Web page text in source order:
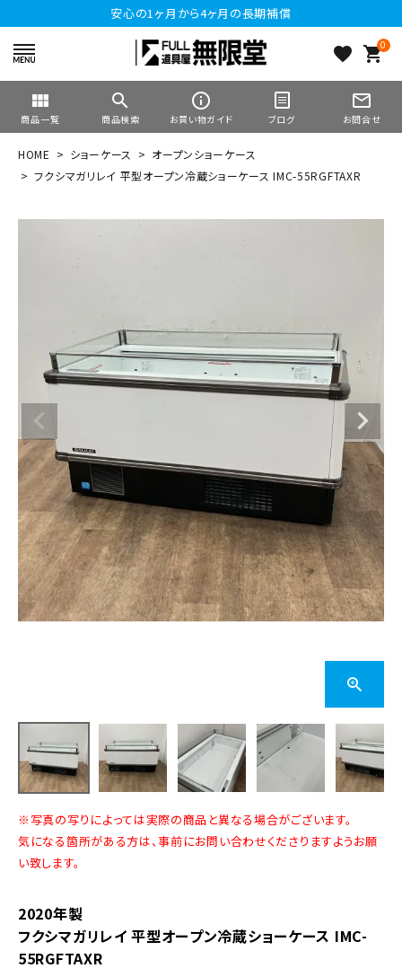
安心の1ヶ月から4ヶ月の長期補償
favorite 0
shopping_cart
view_module
商品一覧
search
商品検索
info_outline
お買い物ガイド ブログ
mail_outline
お問合せ
HOME ショーケース
オープンショーケース
フクシマガリレイ 平型オープン冷蔵ショーケース IMC-55RGFTAXR
※写真の写りによっては実際の商品と異なる場合がございます。
気になる箇所がある方は、事前にお問い合わせくださりますようお願
い致します。
2020年製
フクシマガリレイ 平型オープン冷蔵ショーケース IMC-
55RGFTAXR